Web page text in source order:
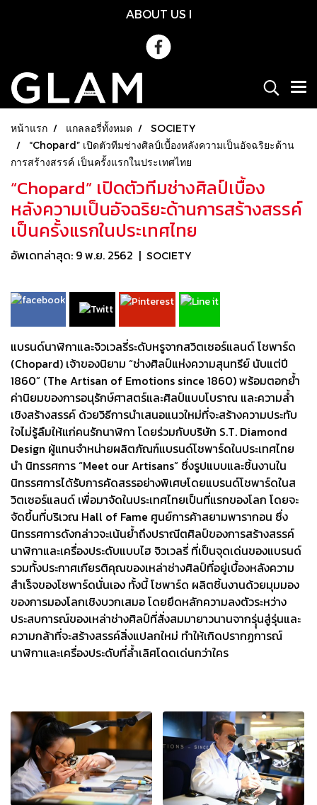
ABOUT US l
หน้าแรก แกลลอรี่ทั้งหมด
SOCIETY
“Chopard” เปิดตัวทีมช่างศิลป์เบื้องหลังความเป็นอัจฉริยะด้าน
การสร้างสรรค์ เป็นครั้งแรกในประเทศไทย
“Chopard” เปิดตัวทีมช่างศิลป์เบื้อง
หลังความเป็นอัจฉริยะด้านการสร้างสรรค์
เป็นครั้งแรกในประเทศไทย
อัพเดทล่าสุด: 9 พ.ย. 2562 | SOCIETY
แบรนด์นาฬิกาและจิวเวลรี่ระดับหรูจากสวิตเซอร์แลนด์ โชพาร์ด
(Chopard) เจ้าของนิยาม “ช่างศิลป์แห่งความสุนทรีย์ นับแต่ปี
1860” (The Artisan of Emotions since 1860) พร้อมตอกย้ำ
ค่านิยมของการอนุรักษ์ศาสตร์และศิลป์แบบโบราณ และความล้ำ
เชิงสร้างสรรค์ ด้วยวิธีการนำเสนอแนวใหม่ที่จะสร้างความประทับ
ใจไม่รู้ลืมให้แก่คนรักนาฬิกา โดยร่วมกับบริษัท S.T. Diamond
Design ผู้แทนจำหน่ายผลิตภัณฑ์แบรนด์โชพาร์ดในประเทศไทย
นำ นิทรรศการ “Meet our Artisans” ซึ่งรูปแบบและชิ้นงานใน
นิทรรศการได้รับการคัดสรรอย่างพิเศษโดยแบรนด์โชพาร์ดในส
วิตเซอร์แลนด์ เพื่อมาจัดในประเทศไทยเป็นที่แรกของโลก โดยจะ
จัดขึ้นที่บริเวณ Hall of Fame ศูนย์การค้าสยามพารากอน ซึ่ง
นิทรรศการดังกล่าวจะเน้นย้ำถึงปราณีตศิลป์ของการสร้างสรรค์
นาฬิกาและเครื่องประดับแบบไฮ จิวเวลรี่ ที่เป็นจุดเด่นของแบรนด์
รวมทั้งประกาศเกียรติคุณของเหล่าช่างศิลป์ที่อยู่เบื้องหลังความ
สำเร็จของโชพาร์ดนั่นเอง ทั้งนี้ โชพาร์ด ผลิตชิ้นงานด้วยมุมมอง
ของการมองโลกเชิงบวกเสมอ โดยยึดหลักความลงตัวระหว่าง
ประสบการณ์ของเหล่าช่างศิลป์ที่สั่งสมมายาวนานจากรุุ่นสู่รุ่นและ
ความกล้าที่จะสร้างสรรค์สิ่งแปลกใหม่ ทำให้เกิดปรากฏการณ์
นาฬิกาและเครื่องประดับที่ล้ำเลิศโดดเด่นกว่าใคร